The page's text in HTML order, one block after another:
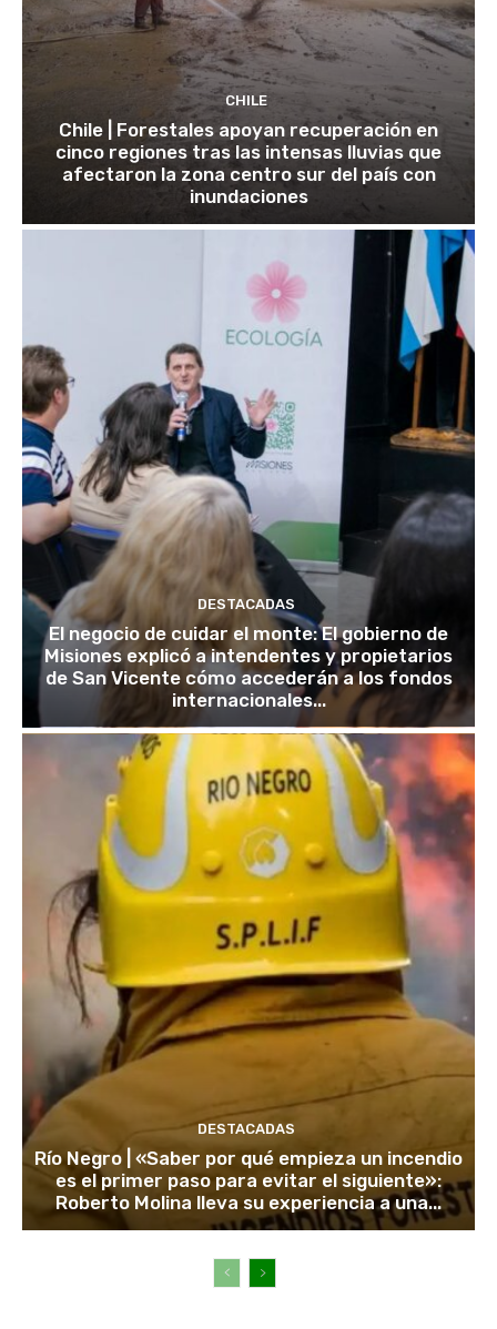
CHILE
Chile | Forestales apoyan recuperación en
cinco regiones tras las intensas lluvias que
afectaron la zona centro sur del país con
inundaciones
DESTACADAS
El negocio de cuidar el monte: El gobierno de
Misiones explicó a intendentes y propietarios
de San Vicente cómo accederán a los fondos
internacionales...
DESTACADAS
Río Negro | «Saber por qué empieza un incendio
es el primer paso para evitar el siguiente»:
Roberto Molina lleva su experiencia a una...